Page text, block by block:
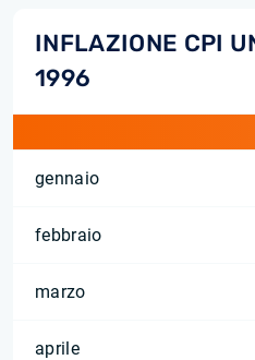
INFLAZIONE CPI
1996
gennaio
febbraio
marzo
aprile